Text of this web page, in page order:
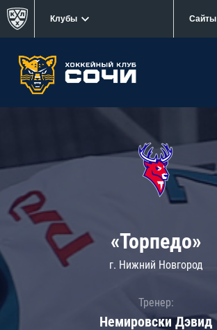
Клубы Сайты
«Торпедо»
г. Нижний Новгород
Тренер:
Немировски Дэвид